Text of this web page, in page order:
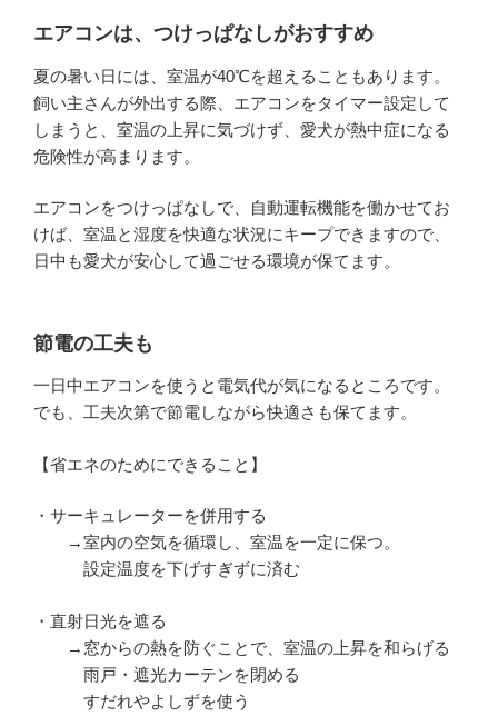
エアコンは、 つけっぱなしがおすすめ
夏の暑い日には、室温が40℃を超えることもあります。
飼い主さんが外出する際、エアコンをタイマー設定して
しまうと、室温の上昇に気づけず、愛犬が熱中症になる
危険性が高まります。
エアコンをつけっぱなしで、自動運転機能を働かせてお
けば、室温と湿度を快適な状況にキープできますので、
日中も愛犬が安心して過ごせる環境が保てます。
節電の工夫も
一日中エアコンを使うと電気代が気になるところです。
でも、工夫次第で節電しながら快適さも保てます。
【省エネのためにできること】
・サーキュレーターを併用する
→室内の空気を循環し、室温を一定に保つ。
設定温度を下げすぎずに済む
・直射日光を遮る
→窓からの熱を防ぐことで、室温の上昇を和らげる
雨戸・遮光カーテンを閉める
すだれやよしずを使う